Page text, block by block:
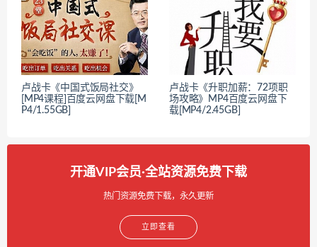
卢战卡《中国式饭局社交》
[MP4课程]百度云网盘下载[M
P4/1.55GB]
卢战卡《升职加薪：72项职
场攻略》MP4百度云网盘下
载[MP4/2.45GB]
开通VIP会员·全站资源免费下载
热门资源免费下载，永久更新
立即查看